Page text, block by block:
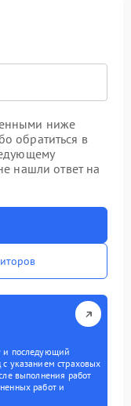
ниже
обратиться в
нашли ответ на
и последующий
с указанием страховых
выполнения работ
работ и